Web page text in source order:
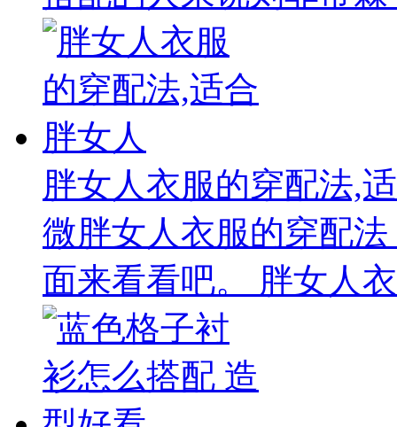
胖女人衣服的穿配法,
微胖女人衣服的穿配
面来看看吧。 胖女人